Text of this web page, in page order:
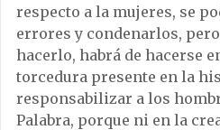
respecto a la mujeres, se
errores y condenarlos,
hacerlo, habrá de hacerse
torcedura presente en la
responsabilizar a los
Palabra, porque ni en la